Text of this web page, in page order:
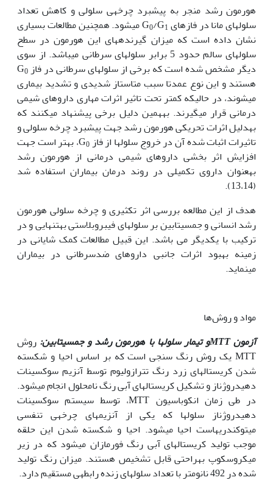
هورمون رشد منجر به پیشبرد چرخه‫ی سلولی و کاهش تعداد
سلول‏های مانا در فازهای G
0/G1
می‏شود. همچنین مطالعات بسیاری
نشان داده است که میزان گیرنده‏های این هورمون در سطح
سلول‏های سالم حدود 5 برابر سلول‏های سرطانی می‫باشد. از سوی
دیگر مشخص شده است که برخی از سلول‏های سرطانی در فاز G 0
هستند و این نوع عمدتا سبب متاستاز شدیدی و تشدید بیماری
می‏شوند، در حالی‏که کمتر تحت تاثیر اثرات مهاری داروهای شیمی
درمانی قرار می‏گیرند. به‏همین دلیل برخی پیشنهاد می‏کنند که
به‏دلیل اثرات تحریکی هورمون رشد جهت پیشبرد چرخه سلولی و
تاثیرات اثبات شده آن در خروج سلول‫ها از فاز G
0 ، بهتر است جهت
افزایش اثر بخشی داروهای شیمی درمانی از هورمون رشد
به‏عنوان داروی تکمیلی در روند درمان بیماران استفاده شد
(13،14).
هدف از این مطالعه بررسی اثر تکثیری و چرخه سلولی هورمون
رشد انسانی و جمسیتابین بر سلول‏های فیبروبلاستی به‏تنهایی و در
ترکیب با یکدیگر می باشد. این قبیل مطالعات کمک شایانی در
زمینه بهبود اثرات جانبی داروهای ضدسرطانی در بیماران
می‏نماید.
مواد و روش‌ها
آزمونMTTو تیمار سلولها با هورمون رشد و جمسیتابین: روش
MTT یک روش رنگ سنجی است که بر اساس احیا و شکسته
شدن کریستال‏های زرد رنگ تترازولیوم توسط آنزیم سوکسینات
دهیدروژناز و تشکیل کریستال‏های آبی رنگ نامحلول انجام می‏شود.
در طی زمان انکوباسیون MTT، توسط سیستم سوکسینات
دهیدروژناز سلول‏ها که یکی از آنزیم‏های چرخه‏ی تنفسی
میتوکندری‏هاست احیا می‏شود. احیا و شکسته شدن این حلقه
موجب تولید کریستال‏های آبی رنگ فورمازان می‏شود که در زیر
میکروسکوپ به‏راحتی قابل تشخیص هستند. میزان رنگ تولید
شده در 492 نانومتر با تعداد سلول‏های زنده رابطه‏ی مستقیم دارد.